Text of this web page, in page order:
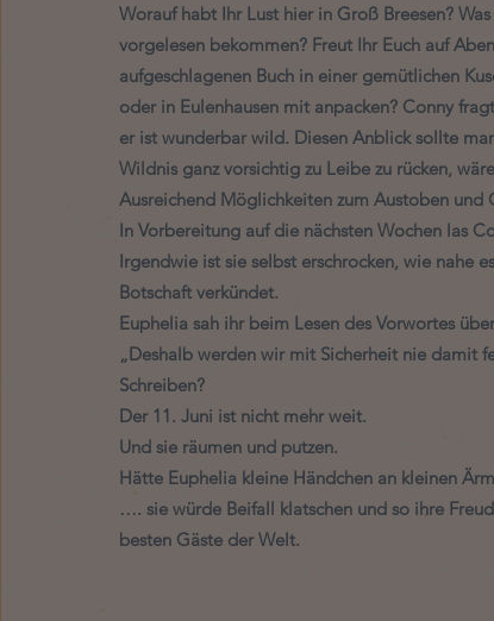
Worauf habt Ihr Lust hier in Groß Breesen?
vorgelesen bekommen? Freut Ihr Euch auf
aufgeschlagenen Buch in einer gemütlichen
oder in Eulenhausen mit anpacken? Conny
er ist wunderbar wild. Diesen Anblick sollte
Wildnis ganz vorsichtig zu Leibe zu rücken,
Ausreichend Möglichkeiten zum Austoben und
In Vorbereitung auf die nächsten Wochen las
Irgendwie ist sie selbst erschrocken, wie nahe
Botschaft verkündet.
Euphelia sah ihr beim Lesen des Vorwortes
„Deshalb werden wir mit Sicherheit nie
Schreiben?
Der 11. Juni ist nicht mehr weit.
Und sie räumen und putzen.
Hätte Euphelia kleine Händchen an kleinen
…. sie würde Beifall klatschen und so ihre
besten Gäste der Welt.